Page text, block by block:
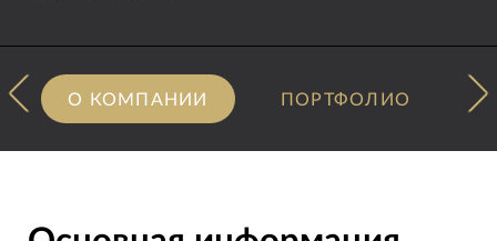
О КОМПАНИИ ПОРТФОЛИО